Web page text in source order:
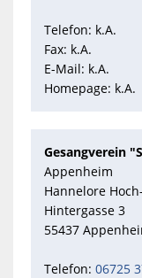
Telefon: k.A.
Fax: k.A.
E-Mail: k.A.
Homepage: k.A.
Gesangverein
Appenheim
Hannelore
Hintergasse 3
55437
Telefon: 06725